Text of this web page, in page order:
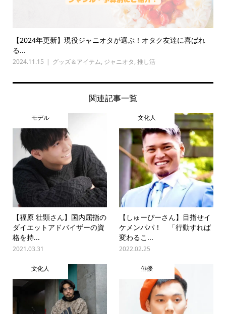
【2024年更新】現役ジャニオタが選ぶ！オタク友達に喜ばれ
る...
2024.11.15 グッズ＆アイテム, ジャニオタ, 推し活
関連記事一覧
モデル
【福原 壮顕さん】国内屈指の
ダイエットアドバイザーの資
格を持...
2021.03.31
文化人
【しゅーぴーさん】目指せイ
ケメンパパ！ 「行動すれば
変わるこ...
2022.02.25
文化人 俳優